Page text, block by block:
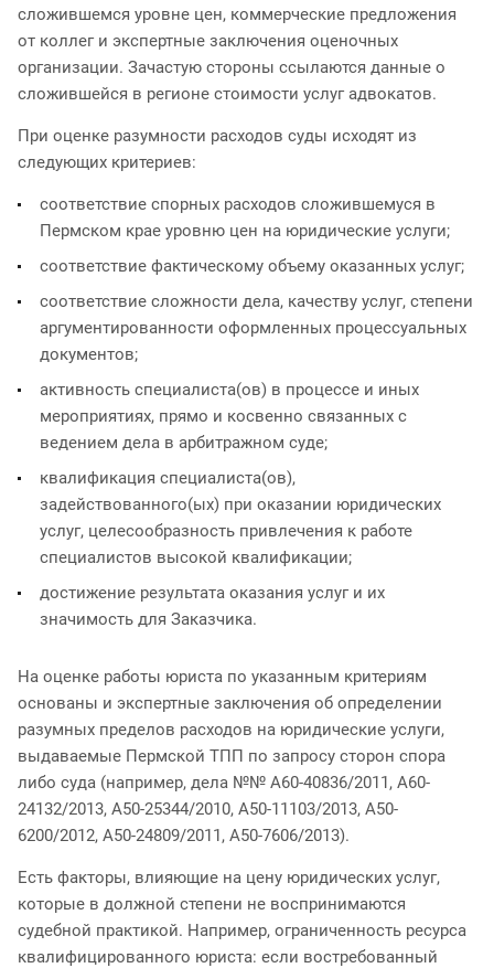
сложившемся уровне цен, коммерческие предложения
от коллег и экспертные заключения оценочных
организации. Зачастую стороны ссылаются данные о
сложившейся в регионе стоимости услуг адвокатов.
При оценке разумности расходов суды исходят из
следующих критериев:
соответствие спорных расходов сложившемуся в
Пермском крае уровню цен на юридические услуги;
соответствие фактическому объему оказанных услуг;
соответствие сложности дела, качеству услуг, степени
аргументированности оформленных процессуальных
документов;
активность специалиста(ов) в процессе и иных
мероприятиях, прямо и косвенно связанных с
ведением дела в арбитражном суде;
квалификация специалиста(ов),
задействованного(ых) при оказании юридических
услуг, целесообразность привлечения к работе
специалистов высокой квалификации;
достижение результата оказания услуг и их
значимость для Заказчика.
На оценке работы юриста по указанным критериям
основаны и экспертные заключения об определении
разумных пределов расходов на юридические услуги,
выдаваемые Пермской ТПП по запросу сторон спора
либо суда (например, дела №№ А60-40836/2011, А60-
24132/2013, А50-25344/2010, А50-11103/2013, А50-
6200/2012, А50-24809/2011, А50-7606/2013).
Есть факторы, влияющие на цену юридических услуг,
которые в должной степени не воспринимаются
судебной практикой. Например, ограниченность ресурса
квалифицированного юриста: если востребованный